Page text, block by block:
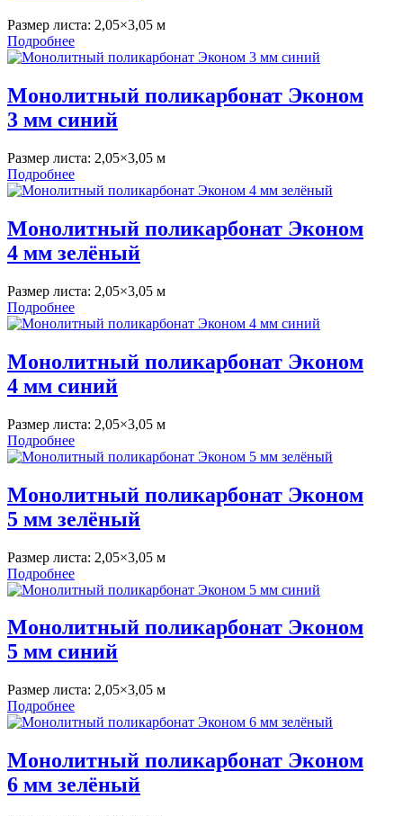
Размер листа: 2,05×3,05 м
Подробнее
Монолитный поликарбонат Эконом
3 мм синий
Размер листа: 2,05×3,05 м
Подробнее
Монолитный поликарбонат Эконом
4 мм зелёный
Размер листа: 2,05×3,05 м
Подробнее
Монолитный поликарбонат Эконом
4 мм синий
Размер листа: 2,05×3,05 м
Подробнее
Монолитный поликарбонат Эконом
5 мм зелёный
Размер листа: 2,05×3,05 м
Подробнее
Монолитный поликарбонат Эконом
5 мм синий
Размер листа: 2,05×3,05 м
Подробнее
Монолитный поликарбонат Эконом
6 мм зелёный